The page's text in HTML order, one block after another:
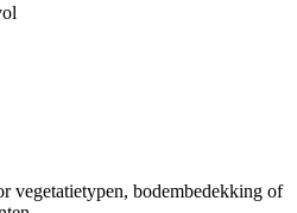
vegetatietypen, bodembedekking of